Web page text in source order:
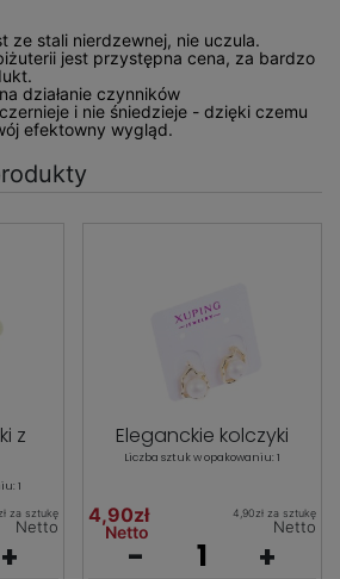
ze stali nierdzewnej, nie uczula.
jest przystępna cena, za bardzo
działanie czynników
i nie śniedzieje - dzięki czemu
efektowny wygląd.
z
1
za sztukę
Netto
+
Eleganckie kolczyki
Liczba sztuk w opakowaniu: 1
4,90zł
Netto
4,90zł za sztukę
Netto
- +